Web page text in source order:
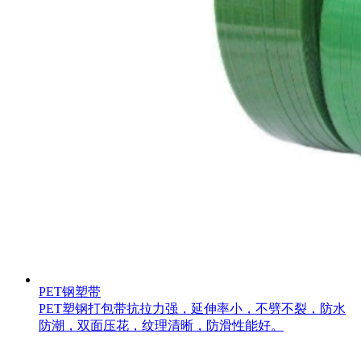
PET钢塑带
PET塑钢打包带抗拉力强，延伸率小，不劈不裂，防水
防潮，双面压花，纹理清晰，防滑性能好。